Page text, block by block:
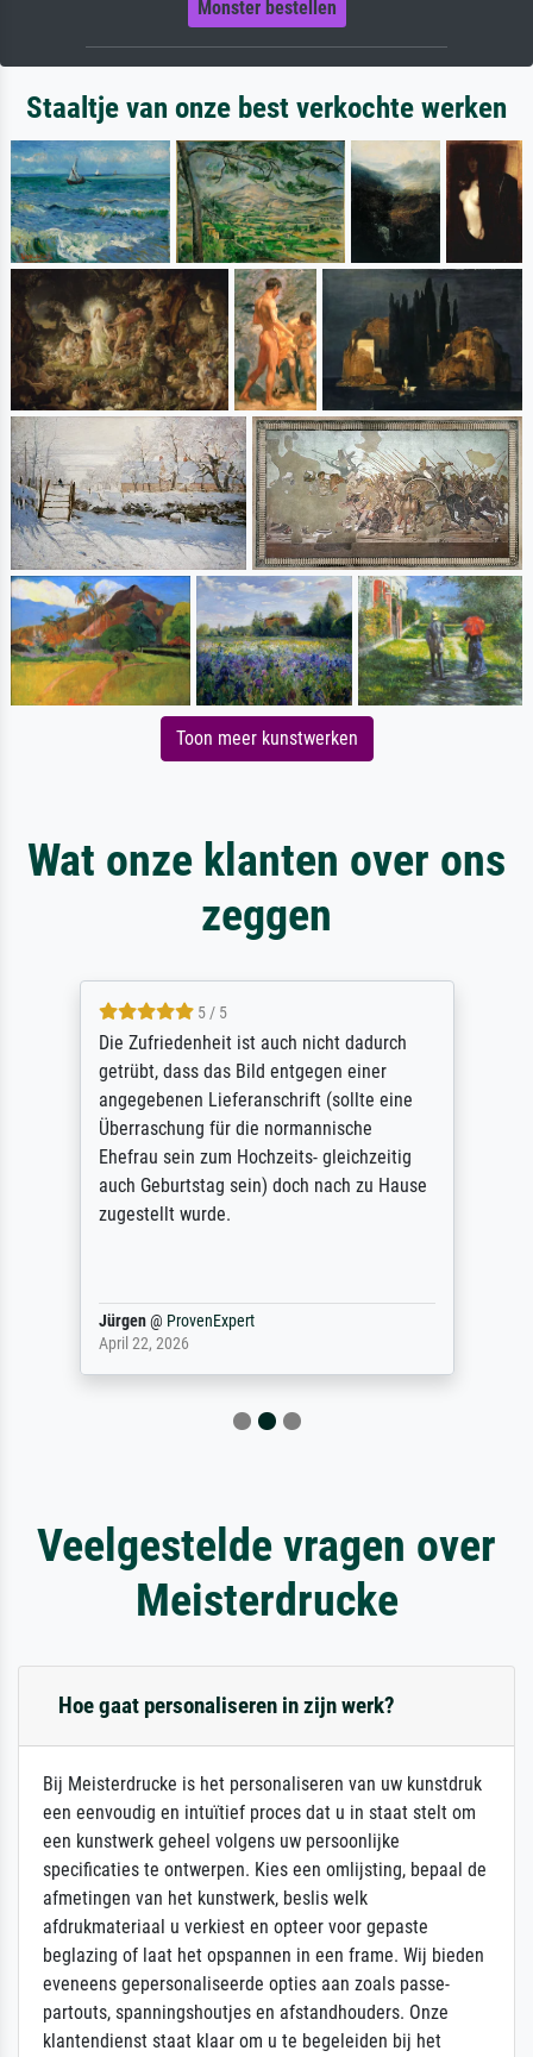
Monster bestellen
Staaltje van onze best verkochte werken
Toon meer kunstwerken
Wat onze klanten over ons
zeggen
5 / 5
Die Zufriedenheit ist auch nicht dadurch
getrübt, dass das Bild entgegen einer
angegebenen Lieferanschrift (sollte eine
Überraschung für die normannische
Ehefrau sein zum Hochzeits- gleichzeitig
auch Geburtstag sein) doch nach zu Hause
zugestellt wurde.
Jürgen@ ProvenExpert
April 22, 2026
Veelgestelde vragen over
Meisterdrucke
Hoe gaat personaliseren in zijn werk?
Bij Meisterdrucke is het personaliseren van uw kunstdruk
een eenvoudig en intuïtief proces dat u in staat stelt om
een kunstwerk geheel volgens uw persoonlijke
specificaties te ontwerpen. Kies een omlijsting, bepaal de
afmetingen van het kunstwerk, beslis welk
afdrukmateriaal u verkiest en opteer voor gepaste
beglazing of laat het opspannen in een frame. Wij bieden
eveneens gepersonaliseerde opties aan zoals passe-
partouts, spanningshoutjes en afstandhouders. Onze
klantendienst staat klaar om u te begeleiden bij het